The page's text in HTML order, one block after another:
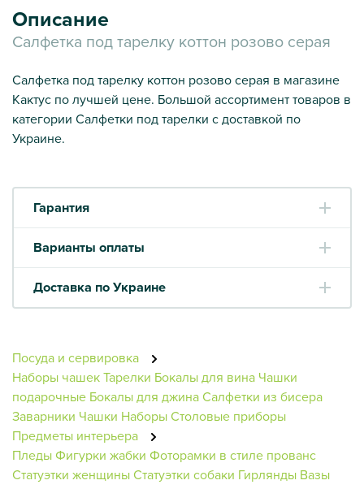
Описание
Салфетка под тарелку коттон розово серая
Салфетка под тарелку коттон розово серая в магазине
Кактус по лучшей цене. Большой ассортимент товаров в
категории Салфетки под тарелки с доставкой по
Украине.
Гарантия
Варианты оплаты
Доставка по Украине
Посуда и сервировка
Наборы чашекТарелки Бокалы для вина Чашки
подарочные Бокалы для джинаСалфетки из бисера
Заварники Чашки НаборыСтоловые приборы
Предметы интерьера
ПледыФигурки жабки Фоторамки в стиле прованс
Статуэтки женщиныСтатуэтки собаки Гирлянды Вазы